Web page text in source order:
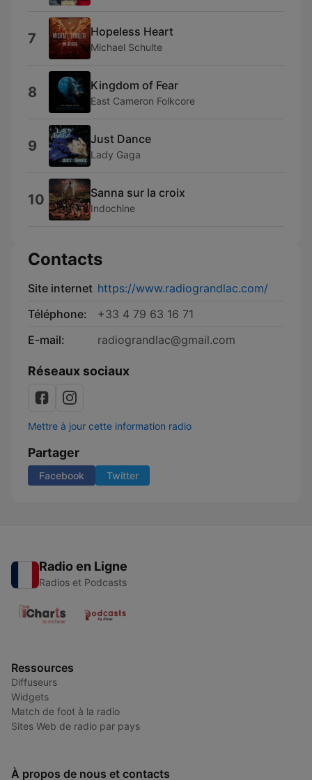
7 Hopeless Heart
Michael Schulte
8 Kingdom of Fear
East Cameron Folkcore
9 Just Dance
Lady Gaga
10 Sanna sur la croix
Indochine
Contacts
Site internet https://www.radiograndlac.com/
Téléphone:
+33 4 79 63 16 71
E-mail:
radiograndlac@gmail.com
Réseaux sociaux
Mettre à jour cette information radio
Partager
Facebook Twitter
Radio en Ligne
Radios et Podcasts
Ressources
Diffuseurs
Widgets
Match de foot à la radio
Sites Web de radio par pays
À propos de nous et contacts